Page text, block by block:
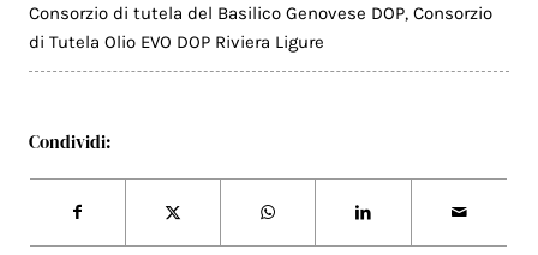
Consorzio di tutela del Basilico Genovese DOP,Consorzio
di Tutela Olio EVO DOP Riviera Ligure
Condividi: